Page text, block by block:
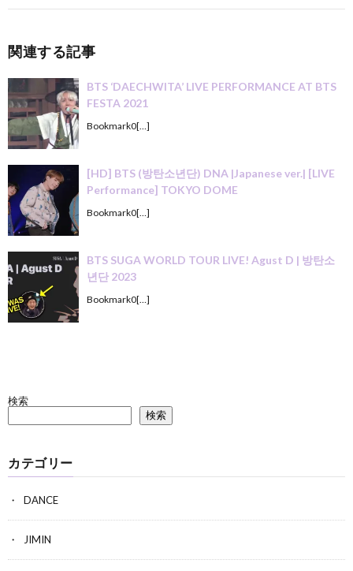
関連する記事
BTS ‘DAECHWITA’ LIVE PERFORMANCE AT BTS
FESTA 2021
Bookmark0[…]
[HD] BTS (방탄소년단) DNA |Japanese ver.| [LIVE
Performance] TOKYO DOME
Bookmark0[…]
BTS SUGA WORLD TOUR LIVE! Agust D | 방탄소
년단 2023
Bookmark0[…]
検索
検索
カテゴリー
DANCE
JIMIN